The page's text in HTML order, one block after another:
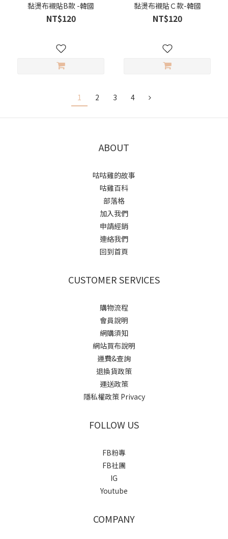
黏燙布襯貼B款 -韓國
NT$120
黏燙布襯貼Ｃ款-韓國
NT$120
1 2 3 4
ABOUT
咕咕雞的故事
咕雞百科
部落格
加入我們
申請經銷
連絡我們
回到首頁
CUSTOMER SERVICES
購物流程
會員說明
網購須知
網站買布說明
運費&查詢
退換貨政策
運送政策
隱私權政策 Privacy
FOLLOW US
FB粉專
FB社團
IG
Youtube
COMPANY